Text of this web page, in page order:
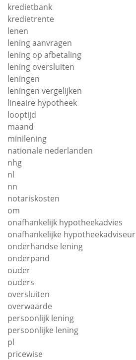
kredietbank
kredietrente
lenen
lening aanvragen
lening op afbetaling
lening oversluiten
leningen
leningen vergelijken
lineaire hypotheek
looptijd
maand
minilening
nationale nederlanden
nhg
nl
nn
notariskosten
om
onafhankelijk hypotheekadvies
onafhankelijke hypotheekadviseur
onderhandse lening
onderpand
ouder
ouders
oversluiten
overwaarde
persoonlijk lening
persoonlijke lening
pl
pricewise